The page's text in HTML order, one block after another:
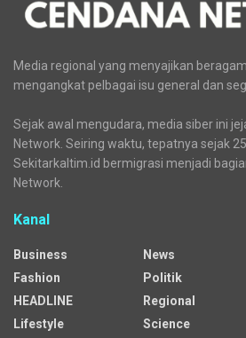
Media regional yang menyajikan
mengangkat pelbagai isu general dan
Sejak awal mengudara, media siber ini
Network. Seiring waktu, tepatnya sejak
Sekitarkaltim.id bermigrasi menjadi
Network.
Kanal
Business
Fashion
HEADLINE
Lifestyle
News
Politik
Regional
Science